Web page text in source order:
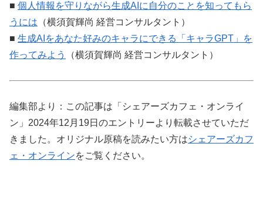
■ 個人情報を守りながら生成AIに自分のことを知ってもら
うには （横須賀輝尚 経営コンサルタント）
■ 生成AIをあなた好みのキャラにできる「キャラGPT」を
作ってみよう
（横須賀輝尚 経営コンサルタント）
編集部より：この記事は「シェアーズカフェ・オンライ
ン」2024年12月19日のエントリーより転載させていただ
きました。オリジナル原稿を読みたい方はシェアーズカフ
ェ・オンラインをご覧ください。